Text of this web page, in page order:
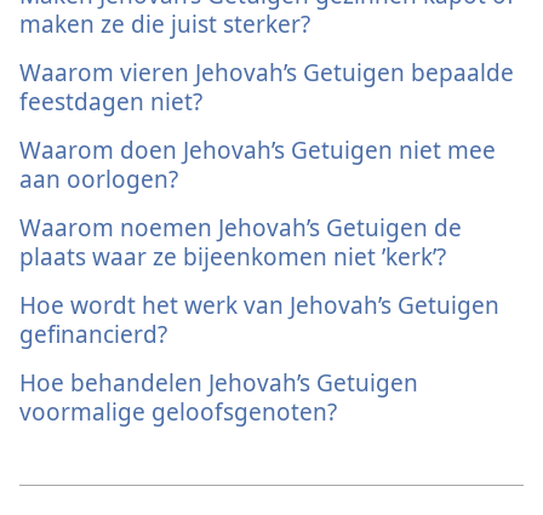
maken ze die juist sterker?
Waarom vieren Jehovah’s Getuigen bepaalde
feestdagen niet?
Waarom doen Jehovah’s Getuigen niet mee
aan oorlogen?
Waarom noemen Jehovah’s Getuigen de
plaats waar ze bijeenkomen niet ’kerk’?
Hoe wordt het werk van Jehovah’s Getuigen
gefinancierd?
Hoe behandelen Jehovah’s Getuigen
voormalige geloofsgenoten?